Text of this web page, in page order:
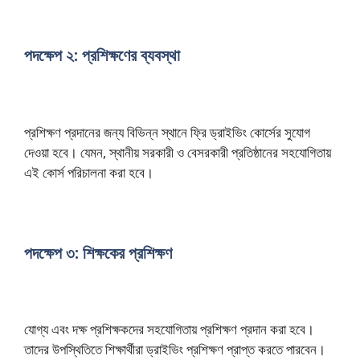
পদক্ষেপ ২: প্রশিক্ষণের ব্যবস্থা
প্রশিক্ষণ প্রদানের জন্য বিভিন্ন স্থানে ফ্রি ড্রাইভিং কোর্সের সুযোগ
দেওয়া হবে। যেমন, স্থানীয় সরকারী ও বেসরকারী প্রতিষ্ঠানের সহযোগিতায়
এই কোর্স পরিচালনা করা হবে।
পদক্ষেপ ৩: শিক্ষকের প্রশিক্ষণ
যোগ্য এবং দক্ষ প্রশিক্ষকদের সহযোগিতায় প্রশিক্ষণ প্রদান করা হবে।
তাদের উপস্থিতিতে শিক্ষার্থীরা ড্রাইভিং প্রশিক্ষণ প্রাপ্ত করতে পারবেন।